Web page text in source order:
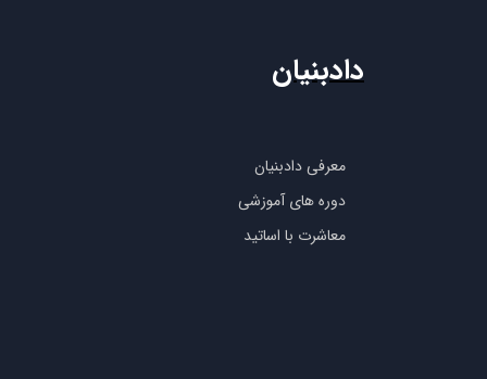
معرفی دادبنیان
دوره های آموزشی
معاشرت با اساتید
دادبنیان